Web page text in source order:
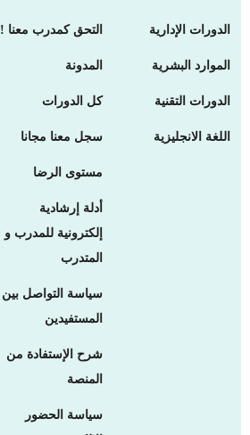
الدورات الإدارية
الموارد البشرية
الدورات التقنية
اللغة الانجليزية
التحق كمدرب معنا !
المدونة
كل الدورات
سجل معنا مجانا
مستوى الرضا
أدلة إرشادية
إلكترونية للمدرب و
المتدرب
سياسة التواصل بين
المستفيدين
شرح الإستفادة من
المنصة
سياسة الحضور